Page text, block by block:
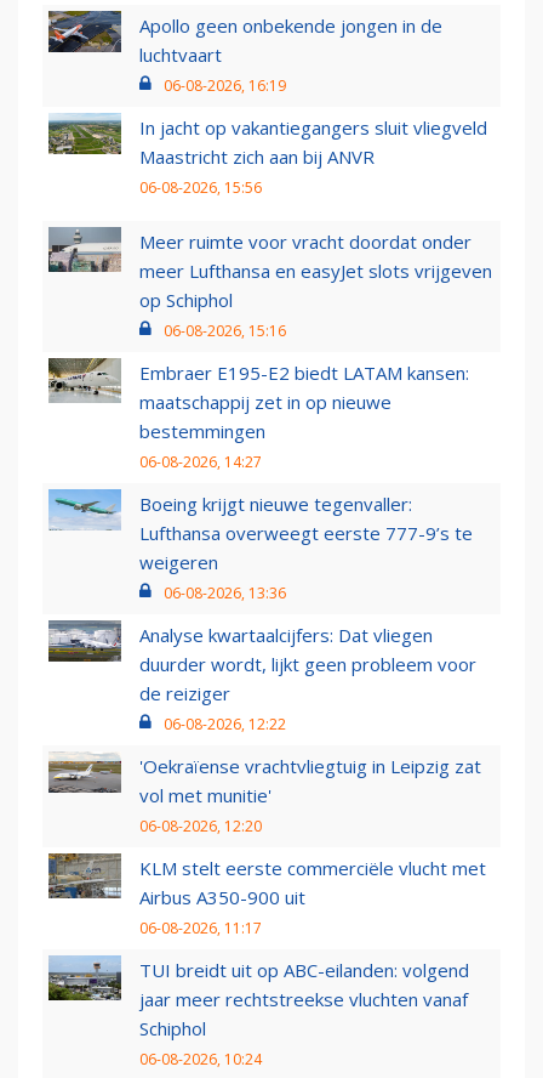
Apollo geen onbekende jongen in de
luchtvaart
06-08-2026, 16:19
In jacht op vakantiegangers sluit vliegveld
Maastricht zich aan bij ANVR
06-08-2026, 15:56
Meer ruimte voor vracht doordat onder
meer Lufthansa en easyJet slots vrijgeven
op Schiphol
06-08-2026, 15:16
Embraer E195-E2 biedt LATAM kansen:
maatschappij zet in op nieuwe
bestemmingen
06-08-2026, 14:27
Boeing krijgt nieuwe tegenvaller:
Lufthansa overweegt eerste 777-9’s te
weigeren
06-08-2026, 13:36
Analyse kwartaalcijfers: Dat vliegen
duurder wordt, lijkt geen probleem voor
de reiziger
06-08-2026, 12:22
'Oekraïense vrachtvliegtuig in Leipzig zat
vol met munitie'
06-08-2026, 12:20
KLM stelt eerste commerciële vlucht met
Airbus A350-900 uit
06-08-2026, 11:17
TUI breidt uit op ABC-eilanden: volgend
jaar meer rechtstreekse vluchten vanaf
Schiphol
06-08-2026, 10:24